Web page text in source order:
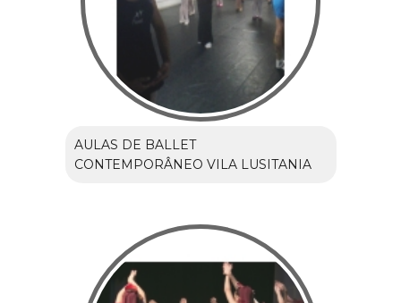
AULAS DE BALLET
CONTEMPORÂNEO VILA LUSITANIA